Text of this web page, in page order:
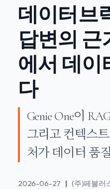
데이터브
답변의 근
에서 데이
다
Genie One이
그리고 컨텍스
처가 데이터 품
2026-06-27 | (주)페블러